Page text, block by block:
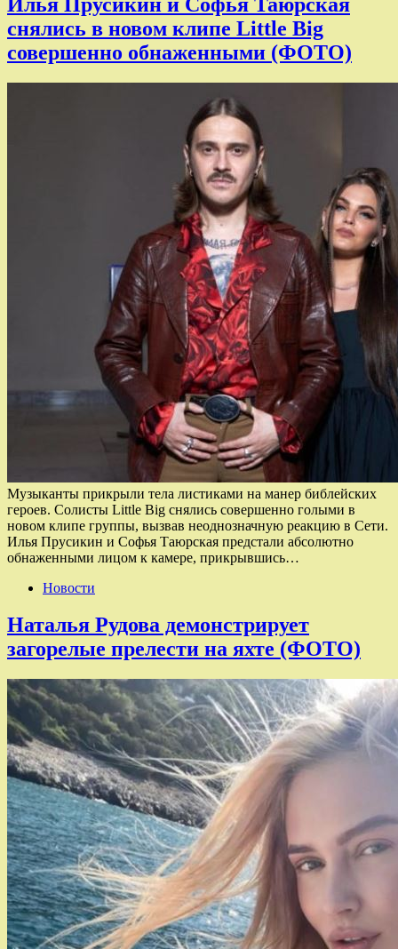
снялись в новом клипе Little Big
совершенно обнаженными (ФОТО)
Музыканты прикрыли тела листиками на манер библейских
героев. Солисты Little Big снялись совершенно голыми в
новом клипе группы, вызвав неоднозначную реакцию в Сети.
Илья Прусикин и Софья Таюрская предстали абсолютно
обнаженными лицом к камере, прикрывшись…
Новости
Наталья Рудова демонстрирует
загорелые прелести на яхте (ФОТО)